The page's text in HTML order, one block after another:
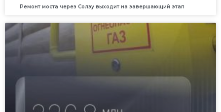
Ремонт моста через Солзу выходит на завершающий этап